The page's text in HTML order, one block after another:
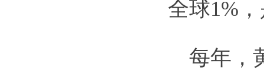
全球1%
每年，